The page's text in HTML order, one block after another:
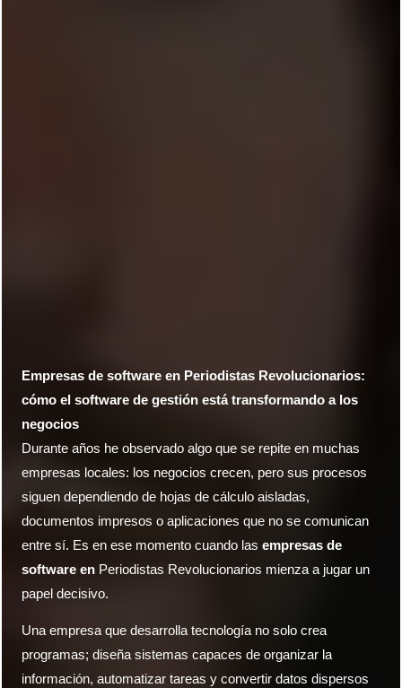
Empresas de software en Periodistas Revolucionarios:
cómo el software de gestión está transformando a los
negocios
Durante años he observado algo que se repite en muchas
empresas locales: los negocios crecen, pero sus procesos
siguen dependiendo de hojas de cálculo aisladas,
documentos impresos o aplicaciones que no se comunican
entre sí. Es en ese momento cuando lasempresas de
software en Periodistas Revolucionarios mienza a jugar un
papel decisivo.
Una empresa que desarrolla tecnología no solo crea
programas; diseña sistemas capaces de organizar la
información, automatizar tareas y convertir datos dispersos